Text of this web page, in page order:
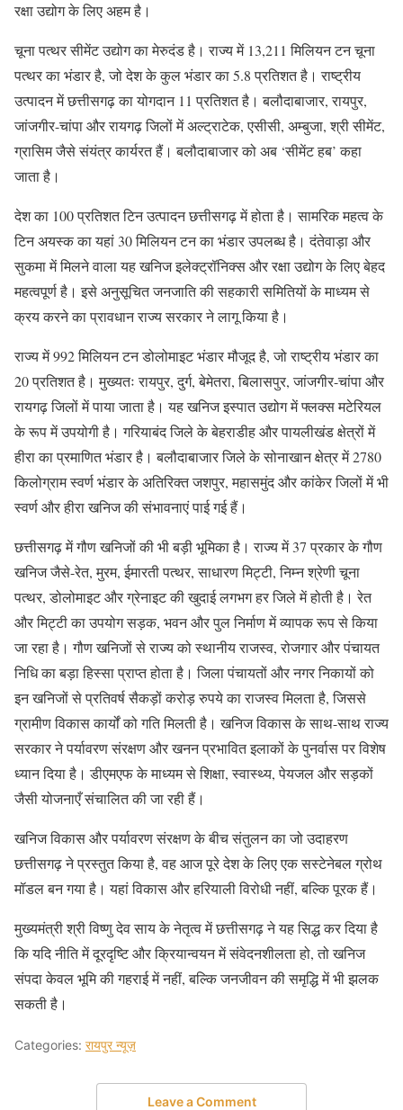
रक्षा उद्योग के लिए अहम है।
चूना पत्थर सीमेंट उद्योग का मेरुदंड है। राज्य में 13,211 मिलियन टन चूना
पत्थर का भंडार है, जो देश के कुल भंडार का 5.8 प्रतिशत है। राष्ट्रीय
उत्पादन में छत्तीसगढ़ का योगदान 11 प्रतिशत है। बलौदाबाजार, रायपुर,
जांजगीर-चांपा और रायगढ़ जिलों में अल्ट्राटेक, एसीसी, अम्बुजा, श्री सीमेंट,
ग्रासिम जैसे संयंत्र कार्यरत हैं। बलौदाबाजार को अब ‘सीमेंट हब’ कहा
जाता है।
देश का 100 प्रतिशत टिन उत्पादन छत्तीसगढ़ में होता है। सामरिक महत्व के
टिन अयस्क का यहां 30 मिलियन टन का भंडार उपलब्ध है। दंतेवाड़ा और
सुकमा में मिलने वाला यह खनिज इलेक्ट्रॉनिक्स और रक्षा उद्योग के लिए बेहद
महत्वपूर्ण है। इसे अनुसूचित जनजाति की सहकारी समितियों के माध्यम से
क्रय करने का प्रावधान राज्य सरकार ने लागू किया है।
राज्य में 992 मिलियन टन डोलोमाइट भंडार मौजूद है, जो राष्ट्रीय भंडार का
20 प्रतिशत है। मुख्यतः रायपुर, दुर्ग, बेमेतरा, बिलासपुर, जांजगीर-चांपा और
रायगढ़ जिलों में पाया जाता है। यह खनिज इस्पात उद्योग में फ्लक्स मटेरियल
के रूप में उपयोगी है। गरियाबंद जिले के बेहराडीह और पायलीखंड क्षेत्रों में
हीरा का प्रमाणित भंडार है। बलौदाबाजार जिले के सोनाखान क्षेत्र में 2780
किलोग्राम स्वर्ण भंडार के अतिरिक्त जशपुर, महासमुंद और कांकेर जिलों में भी
स्वर्ण और हीरा खनिज की संभावनाएं पाई गई हैं।
छत्तीसगढ़ में गौण खनिजों की भी बड़ी भूमिका है। राज्य में 37 प्रकार के गौण
खनिज जैसे-रेत, मुरम, ईमारती पत्थर, साधारण मिट्टी, निम्न श्रेणी चूना
पत्थर, डोलोमाइट और ग्रेनाइट की खुदाई लगभग हर जिले में होती है। रेत
और मिट्टी का उपयोग सड़क, भवन और पुल निर्माण में व्यापक रूप से किया
जा रहा है। गौण खनिजों से राज्य को स्थानीय राजस्व, रोजगार और पंचायत
निधि का बड़ा हिस्सा प्राप्त होता है। जिला पंचायतों और नगर निकायों को
इन खनिजों से प्रतिवर्ष सैकड़ों करोड़ रुपये का राजस्व मिलता है, जिससे
ग्रामीण विकास कार्यों को गति मिलती है। खनिज विकास के साथ-साथ राज्य
सरकार ने पर्यावरण संरक्षण और खनन प्रभावित इलाकों के पुनर्वास पर विशेष
ध्यान दिया है। डीएमएफ के माध्यम से शिक्षा, स्वास्थ्य, पेयजल और सड़कों
जैसी योजनाएँ संचालित की जा रही हैं।
खनिज विकास और पर्यावरण संरक्षण के बीच संतुलन का जो उदाहरण
छत्तीसगढ़ ने प्रस्तुत किया है, वह आज पूरे देश के लिए एक सस्टेनेबल ग्रोथ
मॉडल बन गया है। यहां विकास और हरियाली विरोधी नहीं, बल्कि पूरक हैं।
मुख्यमंत्री श्री विष्णु देव साय के नेतृत्व में छत्तीसगढ़ ने यह सिद्ध कर दिया है
कि यदि नीति में दूरदृष्टि और क्रियान्वयन में संवेदनशीलता हो, तो खनिज
संपदा केवल भूमि की गहराई में नहीं, बल्कि जनजीवन की समृद्धि में भी झलक
सकती है।
Categories: रायपुर न्यूज़
Leave a Comment